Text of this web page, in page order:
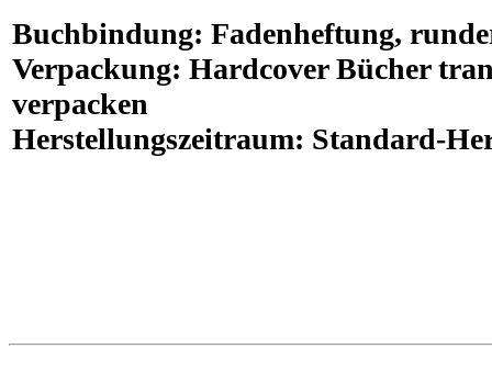
Buchbindung: Fadenheftung,
Verpackung: Hardcover Bücher
verpacken
Herstellungszeitraum: Standard-